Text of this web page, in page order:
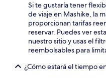
Si te gustaría tener
de viaje en Mashike, la
proporcionan tarifas
reservar. Puedes ver
nuestro sitio y usas el
reembolsables para
¿Cómo estará el tiempo